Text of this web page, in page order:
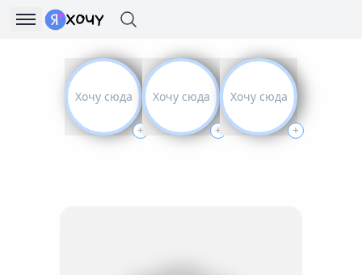
Хочу сюда
+
Хочу сюда
+
Хочу сюда
+